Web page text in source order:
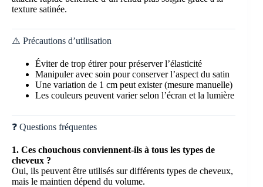
texture satinée.
⚠️ Précautions d’utilisation
Éviter de trop étirer pour préserver l’élasticité
Manipuler avec soin pour conserver l’aspect du satin
Une variation de 1 cm peut exister (mesure manuelle)
Les couleurs peuvent varier selon l’écran et la lumière
❓ Questions fréquentes
1. Ces chouchous conviennent-ils à tous les types de
cheveux ?
Oui, ils peuvent être utilisés sur différents types de cheveux,
mais le maintien dépend du volume.